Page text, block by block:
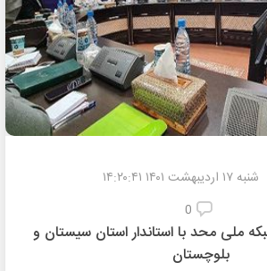
شنبه ۱۷ اردیبهشت ۱۴۰۱ ۱۴:۲۰:۴۱
0
ملی محد با استاندار استان سیستان و
بلوچستان